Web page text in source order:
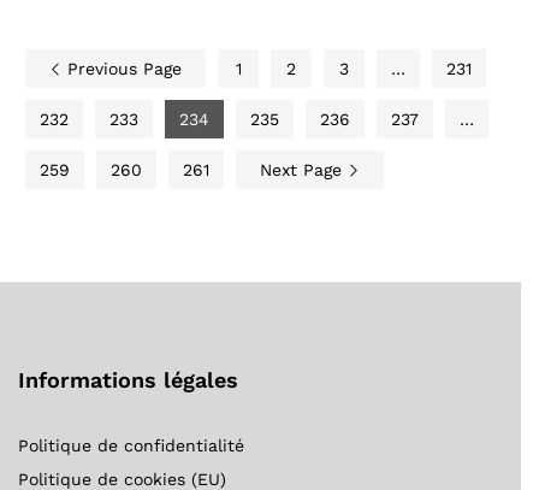
Previous Page 1 2 3 … 231
232 233 234 235 236 237 …
259 260 261 Next Page
Informations légales
Politique de confidentialité
Politique de cookies (EU)